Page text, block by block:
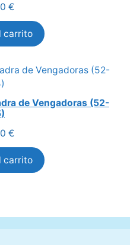
€
carrito
de Vengadoras (52-
€
carrito